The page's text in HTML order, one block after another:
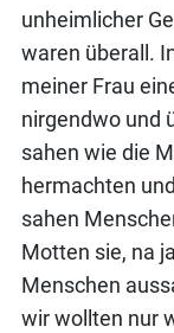
unheimlicher
waren überall.
meiner Frau
nirgendwo und
sahen wie die
hermachten
sahen
Motten sie, na
Menschen
wir wollten nur